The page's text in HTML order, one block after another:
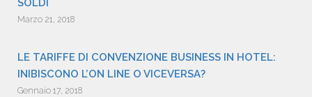
SOLDI
Marzo 21, 2018
LE TARIFFE DI CONVENZIONE BUSINESS IN HOTEL:
INIBISCONO L’ON LINE O VICEVERSA?
Gennaio 17, 2018